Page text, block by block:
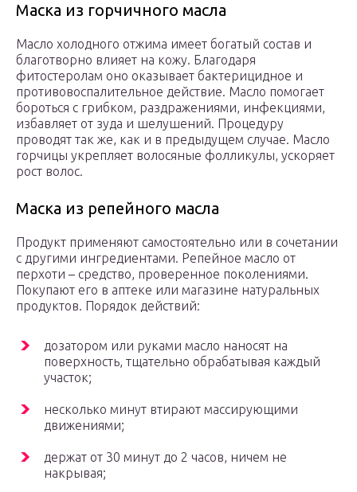
Маска из горчичного масла
Масло холодного отжима имеет богатый состав и
благотворно влияет на кожу. Благодаря
фитостеролам оно оказывает бактерицидное и
противовоспалительное действие. Масло помогает
бороться с грибком, раздражениями, инфекциями,
избавляет от зуда и шелушений. Процедуру
проводят так же, как и в предыдущем случае. Масло
горчицы укрепляет волосяные фолликулы, ускоряет
рост волос.
Маска из репейного масла
Продукт применяют самостоятельно или в сочетании
с другими ингредиентами. Репейное масло от
перхоти – средство, проверенное поколениями.
Покупают его в аптеке или магазине натуральных
продуктов. Порядок действий:
дозатором или руками масло наносят на
поверхность, тщательно обрабатывая каждый
участок;
несколько минут втирают массирующими
движениями;
держат от 30 минут до 2 часов, ничем не
накрывая;